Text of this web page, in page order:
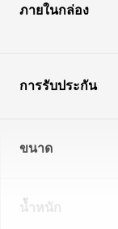
ภายในกล่อง
การรับประกัน
ขนาด
น้ำหนัก